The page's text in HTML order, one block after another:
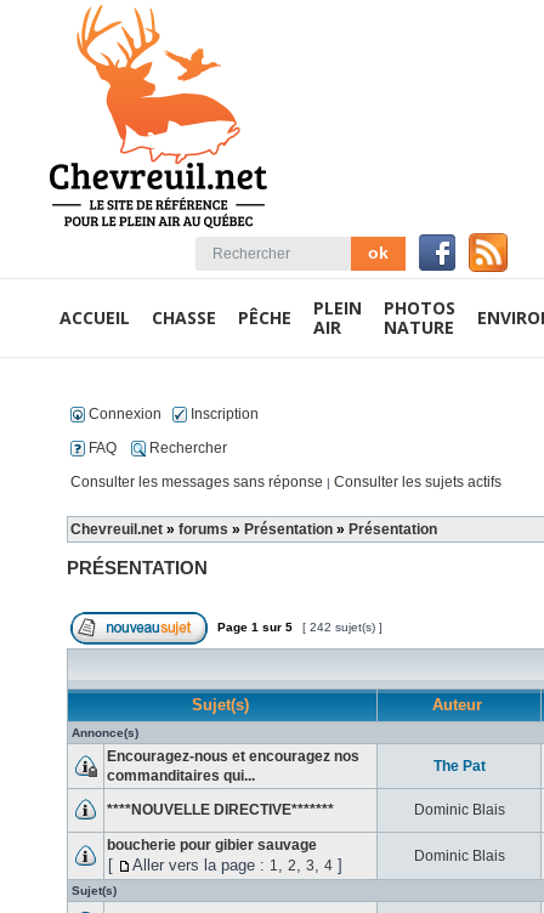
ACCUEIL CHASSE PÊCHE
PLEIN
AIR
PHOTOS
NATURE
Connexion
Inscription
FAQ
Rechercher
Consulter les messages sans réponse | Consulter les sujets actifs
Chevreuil.net » forums » Présentation » Présentation
PRÉSENTATION
Page 1 sur 5 [ 242 sujet(s) ]
Sujet(s) Auteur
Annonce(s)
Encouragez-nous et encouragez nos
commanditaires qui...
The Pat
****NOUVELLE DIRECTIVE******* Dominic Blais
boucherie pour gibier sauvage
[ Aller vers la page : 1, 2, 3, 4 ] Dominic Blais
Sujet(s)